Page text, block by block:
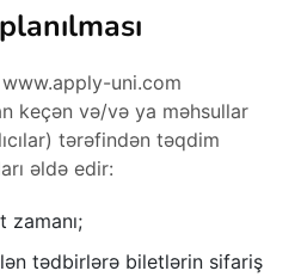
www.apply-uni.com
keçən və/və ya məhsullar
tərəfindən təqdim
əldə edir:
zamanı;
tədbirlərə biletlərin sifariş